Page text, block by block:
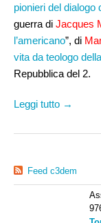
pionieri del dialogo
guerra di Jacques
l’americano”, di
vita da teologo
Repubblica del 2.
Leggi tutto →
Feed c3dem